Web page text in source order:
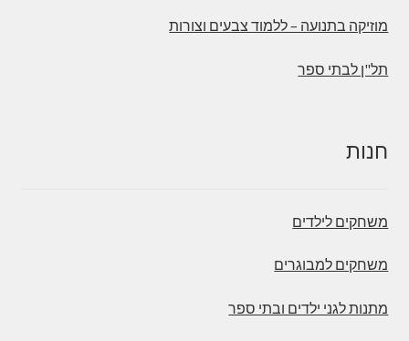
מוזיקה בתנועה – ללמוד צבעים וצורות
תל"ן לבתי ספר
חנות
משחקים לילדים
משחקים למבוגרים
מתנות לגני ילדים ובתי ספר